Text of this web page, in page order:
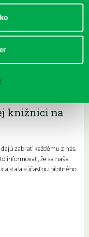
knižnici na
zabrať každému z nás.
informovať, že sa naša
stala súčasťou pilotného